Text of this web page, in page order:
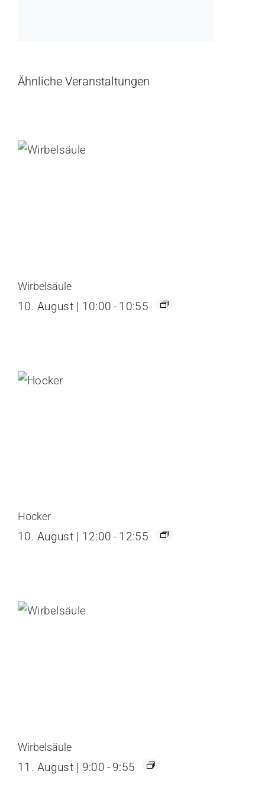
Ähnliche Veranstaltungen
Wirbelsäule
10. August | 10:00 - 10:55
Hocker
10. August | 12:00 - 12:55
Wirbelsäule
11. August | 9:00 - 9:55